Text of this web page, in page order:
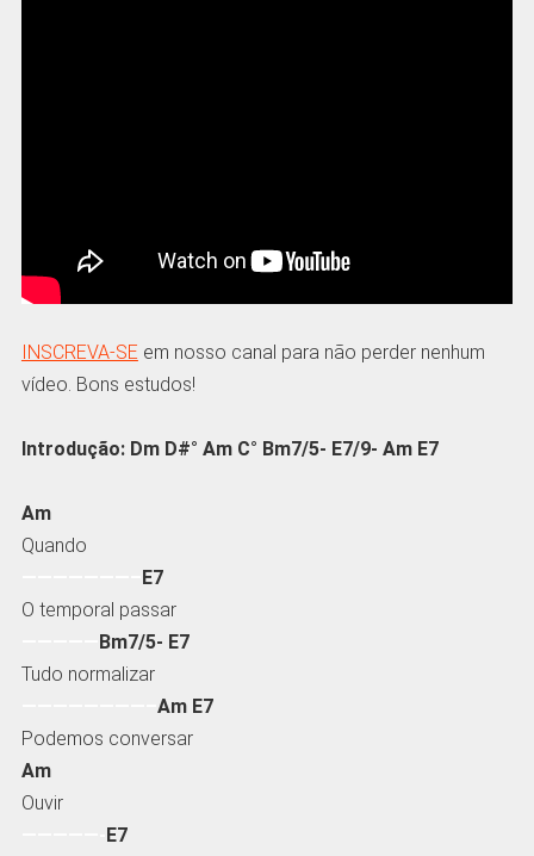
INSCREVA-SE em nosso canal para não perder nenhum
vídeo. Bons estudos!
Introdução: Dm D#° Am C° Bm7/5- E7/9- Am E7
Am
Quando
E7
O temporal passar
Bm7/5- E7
Tudo normalizar
Am E7
Podemos conversar
Am
Ouvir
E7